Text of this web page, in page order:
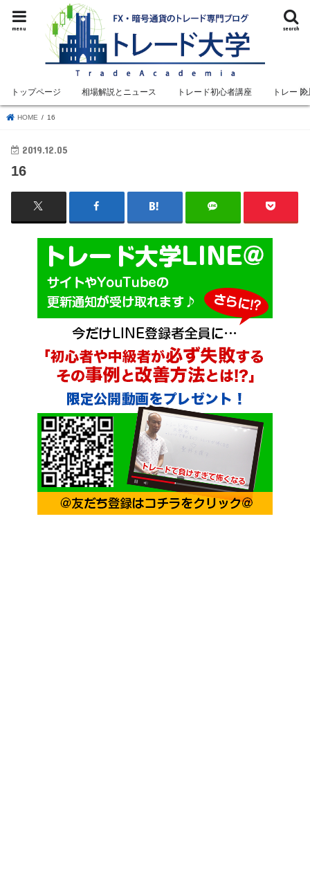
search
menu
トップページ 相場解説とニュース トレード初心者講座 トレード
HOME 16
2019.12.05
16